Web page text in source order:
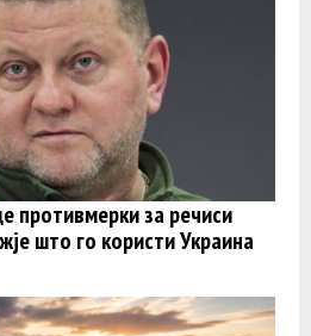
противмерки за речиси
што го користи Украина